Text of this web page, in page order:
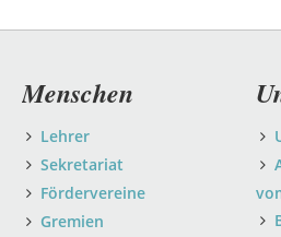
Navigation
Menschen
Lehrer
Sekretariat
Fördervereine
Gremien